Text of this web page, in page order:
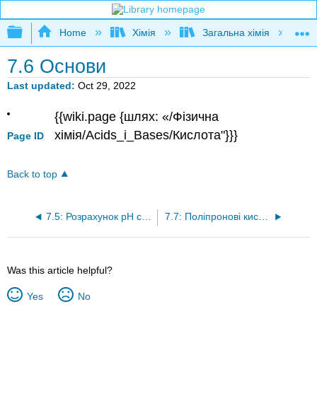
Expand/collapse global hierarchy
Home Хімія Загальна хімія
7.6 Основи
Last updated Oct 29, 2022
Page ID
{{wiki.page {шлях: «/Фізична
хімія/Acids_і_Bases/Кислота"}}}
Back to top
7.5: Розрахунок рН слабких розчинів кислот 7.7: Поліпронові кислоти
Was this article helpful?
Yes No